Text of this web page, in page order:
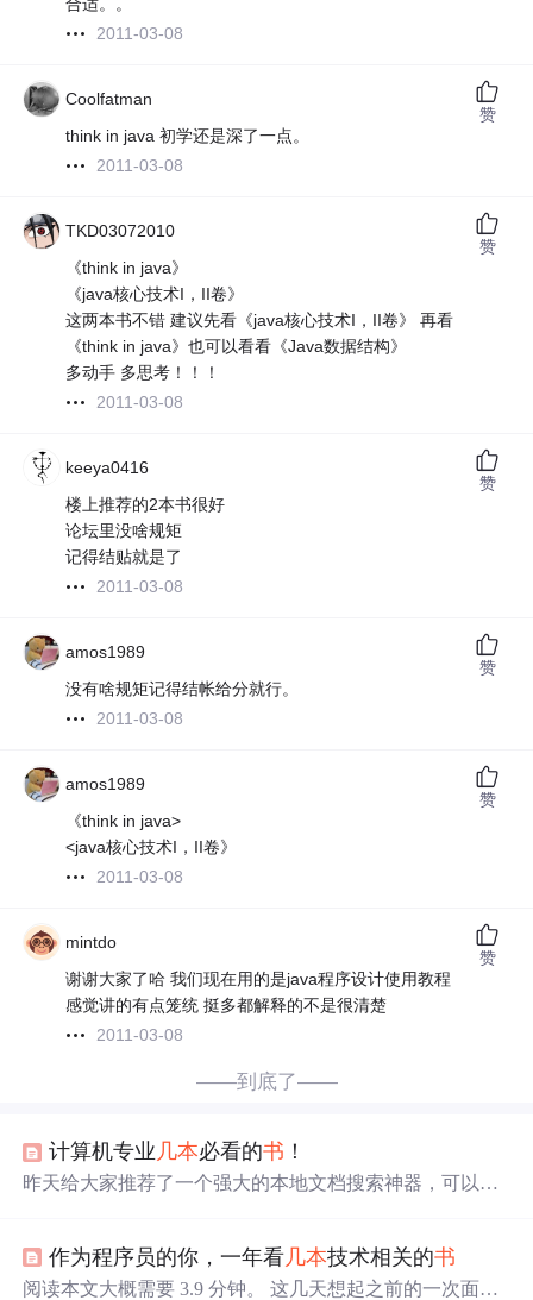
合适。。
2011-03-08
Coolfatman
think in java 初学还是深了一点。
2011-03-08
赞
TKD03072010
《think in java》
《java核心技术I，II卷》
这两本书不错 建议先看《java核心技术I，II卷》 再看
《think in java》也可以看看《Java数据结构》
多动手 多思考！！！
2011-03-08
赞
keeya0416
楼上推荐的2本书很好
论坛里没啥规矩
记得结贴就是了
2011-03-08
赞
amos1989
没有啥规矩记得结帐给分就行。
2011-03-08
赞
amos1989
《think in java>
<java核心技术I，II卷》
2011-03-08
赞
mintdo
谢谢大家了哈 我们现在用的是java程序设计使用教程
感觉讲的有点笼统 挺多都解释的不是很清楚
2011-03-08
赞
——到底了——
计算机专业 几本必看的书 ！
昨天给大家推荐了一个强大的本地文档搜索神器，可以根
器软件！！！今天给大家推荐几本计算机...
作为程序员的你，一年看 几本技术相关的书
阅读本文大概需要 3.9 分钟。 这几天想起之前的一次面